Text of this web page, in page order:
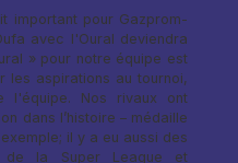
important pour Gazprom-
avec l'Oural deviendra
» pour notre équipe est
les aspirations au tournoi,
l'équipe. Nos rivaux ont
dans l’histoire – médaille
il y a eu aussi des
de la Super League et